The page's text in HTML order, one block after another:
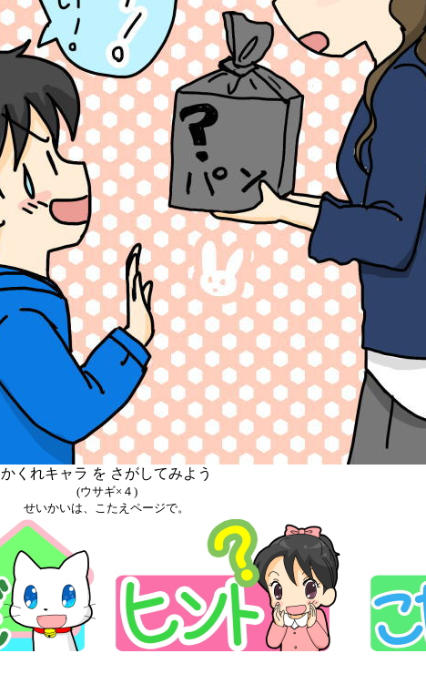
かくれキャラ を さがしてみよう
(ウサギ×４)
せいかいは、こたえページで。